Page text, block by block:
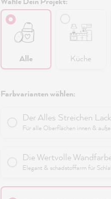
Alle Küche
Farbvarianten wählen:
Der Alles Streichen
Für alle Oberflächen innen &
Die Wertvolle
Elegant & schadstoffarm für